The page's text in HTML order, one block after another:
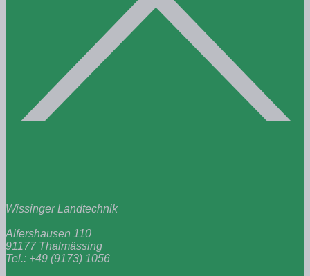
Wissinger Landtechnik
Alfershausen 110
91177 Thalmässing
Tel.: +49 (9173) 1056